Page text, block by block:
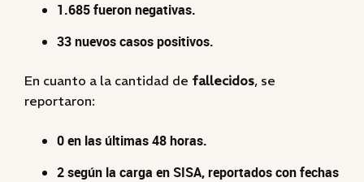
1.685 fueron negativas.
33 nuevos casos positivos.
En cuanto a la cantidad de fallecidos, se
reportaron:
0 en las últimas 48 horas.
2 según la carga en SISA, reportados con fechas